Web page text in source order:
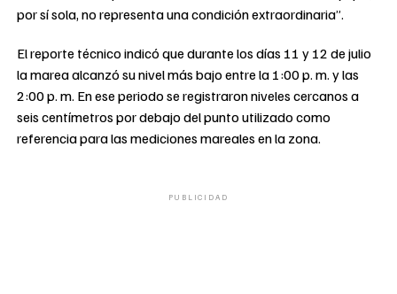
por sí sola, no representa una condición extraordinaria”.
El reporte técnico indicó que durante los días 11 y 12 de julio
la marea alcanzó su nivel más bajo entre la 1:00 p. m. y las
2:00 p. m. En ese periodo se registraron niveles cercanos a
seis centímetros por debajo del punto utilizado como
referencia para las mediciones mareales en la zona.
PUBLICIDAD